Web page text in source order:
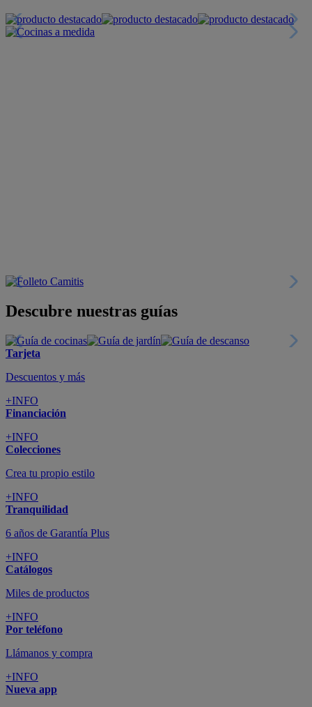
Descubre nuestras guías
Tarjeta
Descuentos y más
+INFO
Financiación
+INFO
Colecciones
Crea tu propio estilo
+INFO
Tranquilidad
6 años de Garantía Plus
+INFO
Catálogos
Miles de productos
+INFO
Por teléfono
Llámanos y compra
+INFO
Nueva app